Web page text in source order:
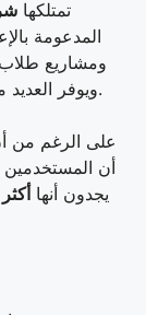
تمتلكها
المدعومة
ومشاريع طلاب
ويوفر العديد من الخيارات المتقدمة لتجربة مشاهدة محسنة.
على الرغم من
أن المستخدمين
يجدون أنها